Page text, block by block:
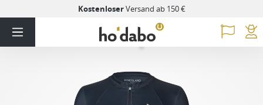
KostenloserVersand ab 150 €